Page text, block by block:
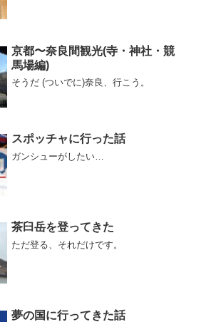
京都〜奈良間観光(寺・神社・競
馬場編)
そうだ (ついでに)奈良、行こう。
スポッチャに行った話
ガンシューがしたい…
茶臼岳を登ってきた
ただ登る、それだけです。
夢の国に行ってきた話